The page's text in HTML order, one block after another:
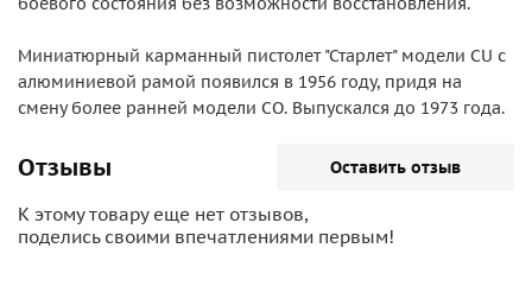
Миниатюрный карманный пистолет "Старлет" модели CU с
алюминиевой рамой появился в 1956 году, придя на
смену более ранней модели CO. Выпускался до 1973 года.
Отзывы Оставить отзыв
К этому товару еще нет отзывов,
поделись своими впечатлениями первым!